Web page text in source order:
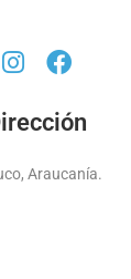
Araucanía.